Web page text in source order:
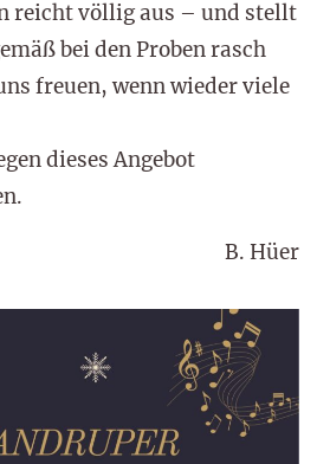
reicht völlig aus – und stellt
bei den Proben rasch
freuen, wenn wieder viele
dieses Angebot
B. Hüer